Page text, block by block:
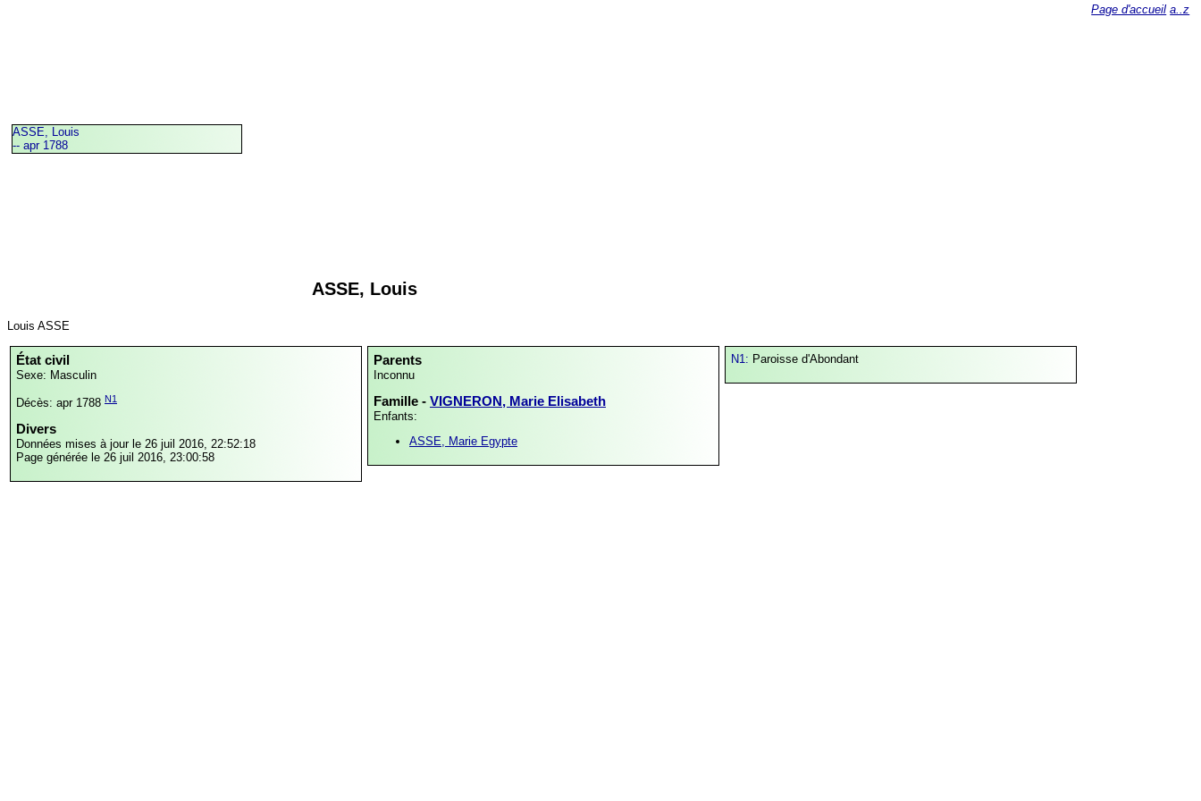
ASSE, Louis
-- apr 1788
ASSE, Louis
Louis ASSE
État civil
Sexe: Masculin
Décès: apr 1788 N1
Divers
Données mises à jour le 26 juil 2016, 22:52:18
Page générée le 26 juil 2016, 23:00:58
Parents
Inconnu
Famille - VIGNERON, Marie Elisabeth
Enfants:
ASSE, Marie Egypte
N1: Paroisse d'Abondant
Page d'accueil a..z